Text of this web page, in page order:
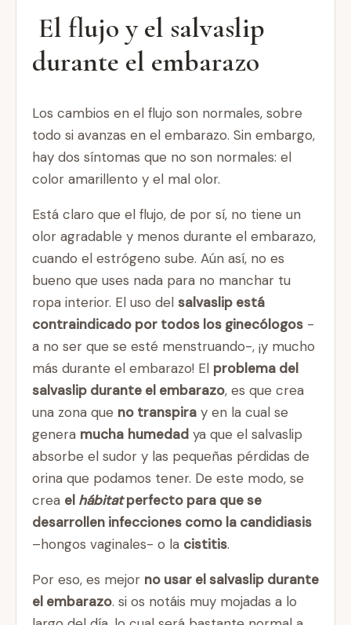
El flujo y el salvaslip
durante el embarazo
Los cambios en el flujo son normales, sobre
todo si avanzas en el embarazo. Sin embargo,
hay dos síntomas que no son normales: el
color amarillento y el mal olor.
Está claro que el flujo, de por sí, no tiene un
olor agradable y menos durante el embarazo,
cuando el estrógeno sube. Aún así, no es
bueno que uses nada para no manchar tu
ropa interior. El uso del salvaslip está
contraindicado por todos los ginecólogos -
a no ser que se esté menstruando-, ¡y mucho
más durante el embarazo! El problema del
salvaslip durante el embarazo, es que crea
una zona que no transpira y en la cual se
genera mucha humedad ya que el salvaslip
absorbe el sudor y las pequeñas pérdidas de
orina que podamos tener. De este modo, se
crea el hábitatperfecto para que se
desarrollen infecciones como la candidiasis
–hongos vaginales- o la cistitis.
Por eso, es mejor no usar el salvaslip durante
el embarazo. si os notáis muy mojadas a lo